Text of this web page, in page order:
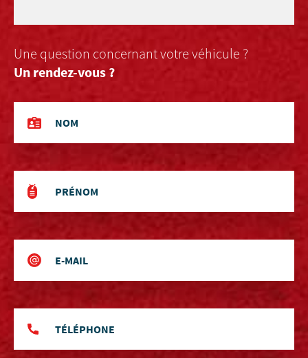
Une question concernant votre véhicule ?
Un rendez-vous ?